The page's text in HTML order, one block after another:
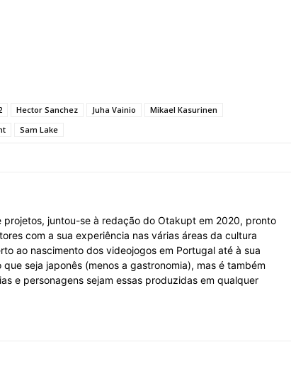
Hector Sanchez Juha Vainio
Mikael Kasurinen
Sam Lake
projetos, juntou-se à redação do Otakupt em 2020, pronto
com a sua experiência nas várias áreas da cultura
ao nascimento dos videojogos em Portugal até à sua
seja japonês (menos a gastronomia), mas é também
e personagens sejam essas produzidas em qualquer